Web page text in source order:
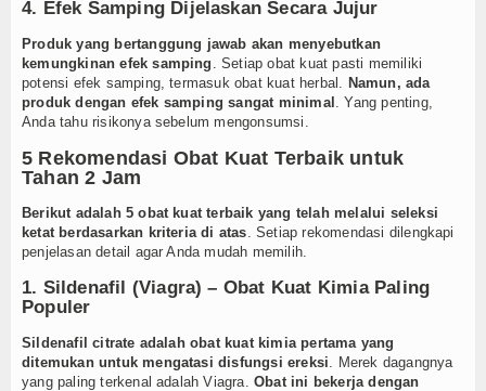
4. Efek Samping Dijelaskan Secara Jujur
Produk yang bertanggung jawab akan menyebutkan
kemungkinan efek samping . Setiap obat kuat pasti memiliki
potensi efek samping, termasuk obat kuat herbal. Namun, ada
produk dengan efek samping sangat minimal . Yang penting,
Anda tahu risikonya sebelum mengonsumsi.
5 Rekomendasi Obat Kuat Terbaik untuk
Tahan 2 Jam
Berikut adalah 5 obat kuat terbaik yang telah melalui seleksi
ketat berdasarkan kriteria di atas. Setiap rekomendasi dilengkapi
penjelasan detail agar Anda mudah memilih.
1. Sildenafil (Viagra) – Obat Kuat Kimia Paling
Populer
Sildenafil citrate adalah obat kuat kimia pertama yang
ditemukan untuk mengatasi disfungsi ereksi. Merek dagangnya
yang paling terkenal adalah Viagra.Obat ini bekerja dengan